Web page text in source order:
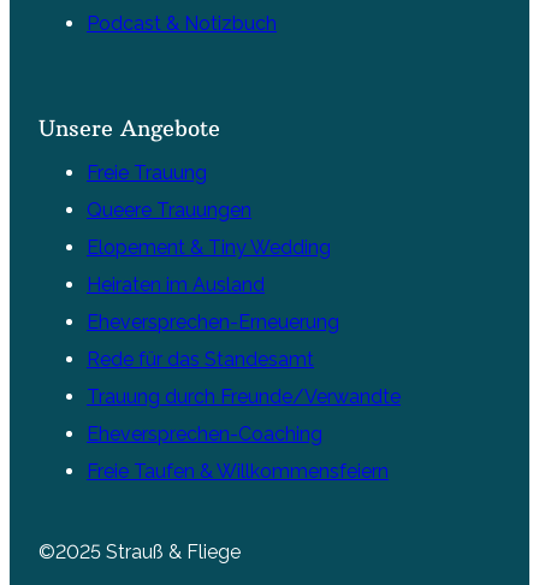
Podcast & Notizbuch
Unsere Angebote
Freie Trauung
Queere Trauungen
Elopement & Tiny Wedding
Heiraten im Ausland
Eheversprechen-Erneuerung
Rede für das Standesamt
Trauung durch Freunde/Verwandte
Eheversprechen-Coaching
Freie Taufen & Willkommensfeiern
©2025 Strauß & Fliege